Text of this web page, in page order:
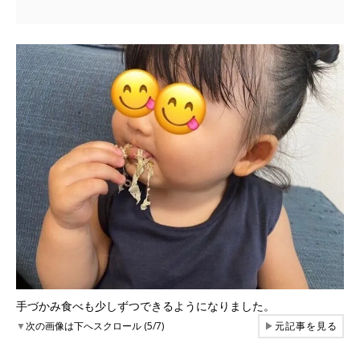
手づかみ食べも少しずつできるようになりました。
▼次の画像は下へスクロール (5/7) ▶元記事を見る